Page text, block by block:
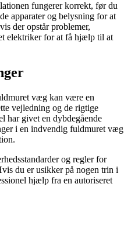
fungerer korrekt, før du
apparater og belysning for at
der opstår problemer,
elektriker for at få hjælp til at
væg kan være en
vejledning og de rigtige
har givet en dybdegående
i en indvendig fuldmuret væg
og regler for
du er usikker på nogen trin i
hjælp fra en autoriseret